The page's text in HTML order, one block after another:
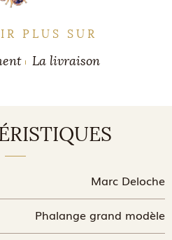
PLUS SUR
La livraison
Marc Deloche
Phalange grand modèle